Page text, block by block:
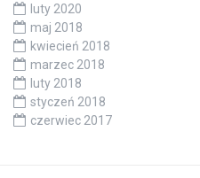
luty 2020
maj 2018
kwiecień 2018
marzec 2018
luty 2018
styczeń 2018
czerwiec 2017